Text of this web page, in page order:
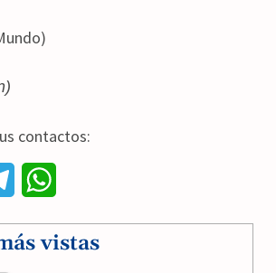
contactos:
l
a
vistas